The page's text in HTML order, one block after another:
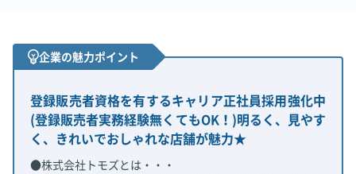
企業の魅力ポイント
登録販売者資格を有するキャリア正社員採用強化中
(登録販売者実務経験無くてもOK！)明るく、見やす
く、きれいでおしゃれな店舗が魅力★
●株式会社トモズとは・・・